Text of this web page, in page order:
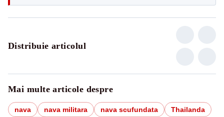
Distribuie articolul
Mai multe articole despre
nava nava militara nava scufundata
Thailanda